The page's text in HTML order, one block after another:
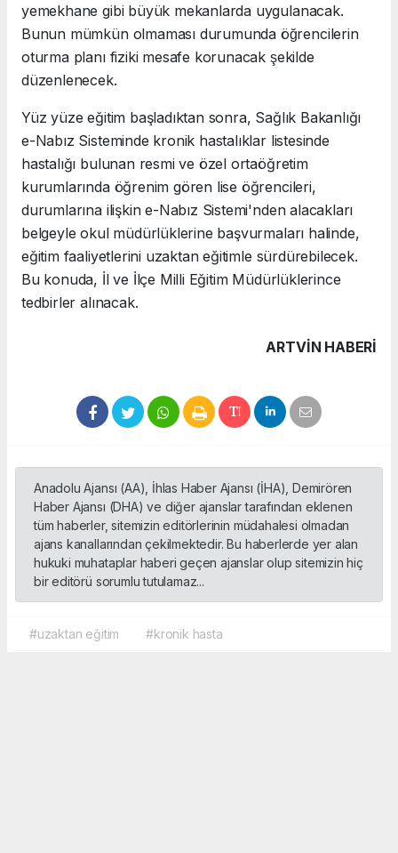
yemekhane gibi büyük mekanlarda uygulanacak.
Bunun mümkün olmaması durumunda öğrencilerin
oturma planı fiziki mesafe korunacak şekilde
düzenlenecek.
Yüz yüze eğitim başladıktan sonra, Sağlık Bakanlığı
e-Nabız Sisteminde kronik hastalıklar listesinde
hastalığı bulunan resmi ve özel ortaöğretim
kurumlarında öğrenim gören lise öğrencileri,
durumlarına ilişkin e-Nabız Sistemi'nden alacakları
belgeyle okul müdürlüklerine başvurmaları halinde,
eğitim faaliyetlerini uzaktan eğitimle sürdürebilecek.
Bu konuda, İl ve İlçe Milli Eğitim Müdürlüklerince
tedbirler alınacak.
ARTVIN HABERİ
Anadolu Ajansı (AA), İhlas Haber Ajansı (İHA), Demirören
Haber Ajansı (DHA) ve diğer ajanslar tarafından eklenen
tüm haberler, sitemizin editörlerinin müdahalesi olmadan
ajans kanallarından çekilmektedir. Bu haberlerde yer alan
hukuki muhataplar haberi geçen ajanslar olup sitemizin hiç
bir editörü sorumlu tutulamaz...
#uzaktan eğitim #kronik hasta